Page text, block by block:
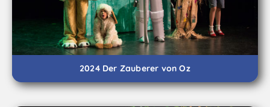
2024 Der Zauberer von Oz